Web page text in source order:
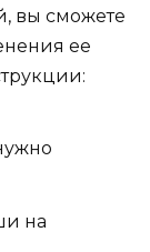
вы сможете
ее
на